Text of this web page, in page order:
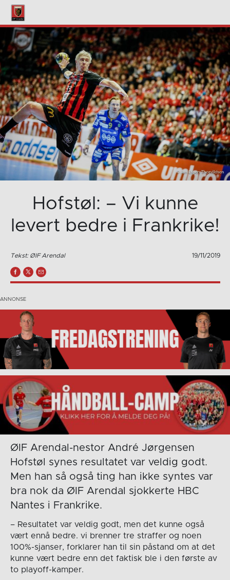
Hofstøl: – Vi kunne
levert bedre i Frankrike!
Tekst: ØIF Arendal 19/11/2019
ØIF Arendal-nestor André Jørgensen
Hofstøl synes resultatet var veldig godt.
Men han så også ting han ikke syntes var
bra nok da ØIF Arendal sjokkerte HBC
Nantes i Frankrike.
– Resultatet var veldig godt, men det kunne også
vært ennå bedre. vi brenner tre straffer og noen
100%-sjanser, forklarer han til sin påstand om at det
kunne vært bedre enn det faktisk ble i den første av
to playoff-kamper.